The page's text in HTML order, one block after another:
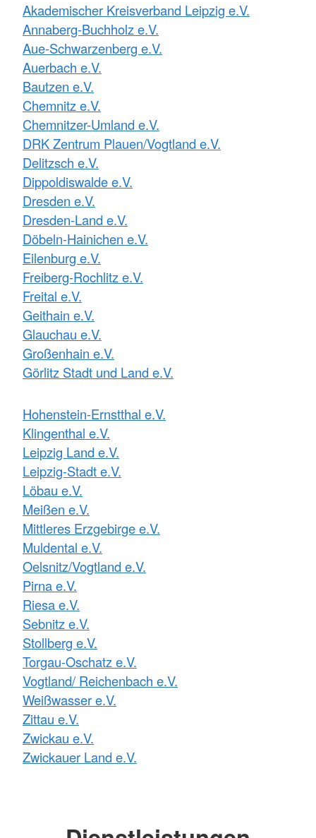
Akademischer Kreisverband Leipzig e.V.
Annaberg-Buchholz e.V.
Aue-Schwarzenberg e.V.
Auerbach e.V.
Bautzen e.V.
Chemnitz e.V.
Chemnitzer-Umland e.V.
DRK Zentrum Plauen/Vogtland e.V.
Delitzsch e.V.
Dippoldiswalde e.V.
Dresden e.V.
Dresden-Land e.V.
Döbeln-Hainichen e.V.
Eilenburg e.V.
Freiberg-Rochlitz e.V.
Freital e.V.
Geithain e.V.
Glauchau e.V.
Großenhain e.V.
Görlitz Stadt und Land e.V.
Hohenstein-Ernstthal e.V.
Klingenthal e.V.
Leipzig Land e.V.
Leipzig-Stadt e.V.
Löbau e.V.
Meißen e.V.
Mittleres Erzgebirge e.V.
Muldental e.V.
Oelsnitz/Vogtland e.V.
Pirna e.V.
Riesa e.V.
Sebnitz e.V.
Stollberg e.V.
Torgau-Oschatz e.V.
Vogtland/ Reichenbach e.V.
Weißwasser e.V.
Zittau e.V.
Zwickau e.V.
Zwickauer Land e.V.